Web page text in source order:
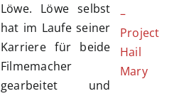
Löwe. Löwe selbst
hat im Laufe seiner
Karriere für beide
Filmemacher
gearbeitet und